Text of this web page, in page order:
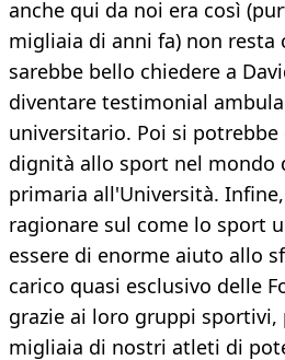
anche qui da noi era così
migliaia di anni fa) non resta
sarebbe bello chiedere a
diventare testimonial
universitario. Poi si
dignità allo sport nel mondo
primaria all'Università.
ragionare sul come lo sport
essere di enorme aiuto allo
carico quasi esclusivo delle
grazie ai loro gruppi
migliaia di nostri atleti di